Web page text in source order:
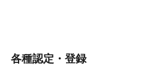
各種認定・登録